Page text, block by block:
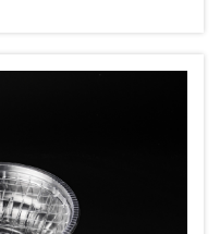
излъчване на